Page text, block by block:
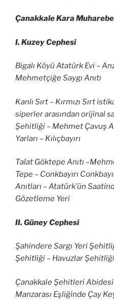
Çanakkale Kara
I. Kuzey Cephesi
Bigalı Köyü Atatürk Evi –
Mehmetçiğe Saygı Anıtı
Kanlı Sırt – Kırmızı Sırt
siperler arasından orijinal
Şehitliği – Mehmet Çavuş
Yarları – Kılıçbayırı
Talat Göktepe Anıtı
Tepe – Conkbayırı
Anıtları – Atatürk’ün
Gözetleme Yeri
II. Güney Cephesi
Şahindere Sargı Yeri
Şehitliği – Havuzlar Şehitliği
Çanakkale Şehitleri
Manzarası Eşliğinde Çay